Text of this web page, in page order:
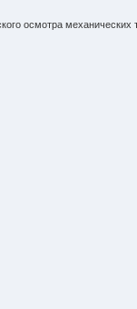
осмотра механических